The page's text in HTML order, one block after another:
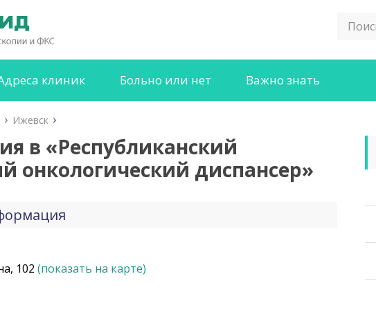
клиник Больно или нет Важно знать
Ижевск
в «Республиканский
онкологический диспансер»
102 (показать на карте)